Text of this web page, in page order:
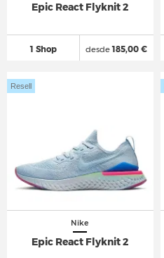
Epic React Flyknit 2
1 Shop desde185,00 €
Nike
Epic React Flyknit 2
Resell